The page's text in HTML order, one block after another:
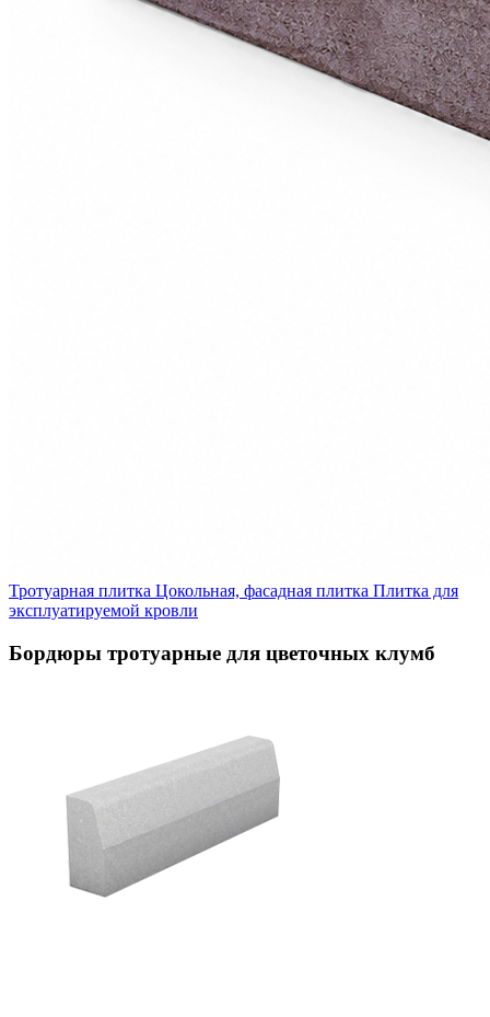
Тротуарная плитка Цокольная, фасадная плитка Плитка для
эксплуатируемой кровли
Бордюры тротуарные для цветочных клумб